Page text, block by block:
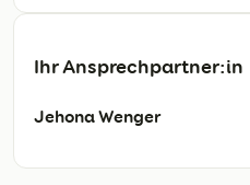
Ihr Ansprechpartner:in
Jehona Wenger